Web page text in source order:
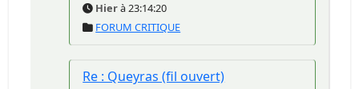
Hierà 23:14:20
FORUM CRITIQUE
Re : Queyras (fil ouvert)